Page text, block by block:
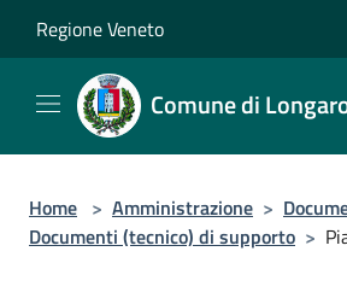
Regione Veneto
Comune di
Home > Amministrazione >
Documenti (tecnico) di supporto >